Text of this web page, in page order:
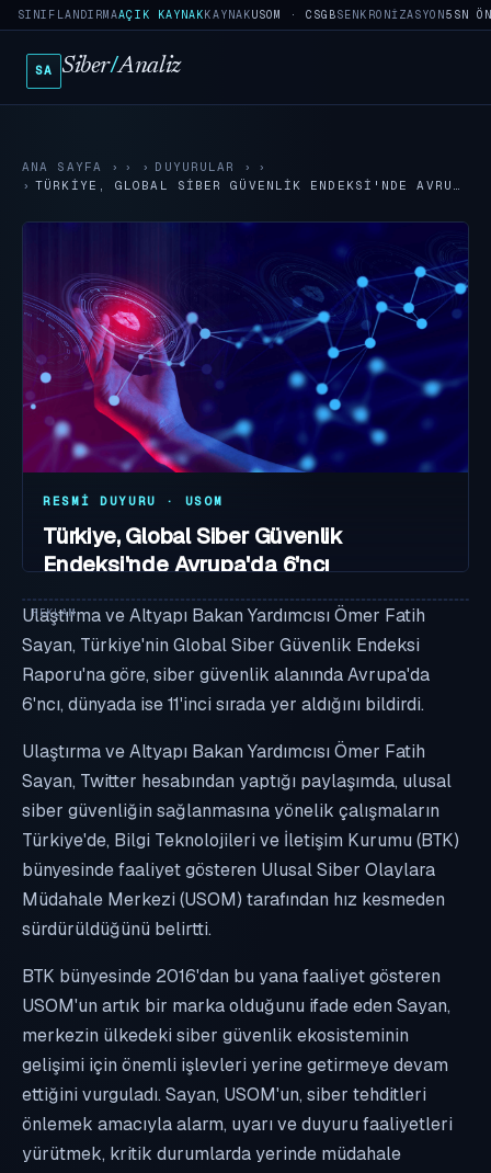
SINIFLANDIRMAAÇIK KAYNAKKAYNAKUSOM · CSGBSENKRONIZASYON5SN
SA Siber/Analiz
ANA SAYFA › DUYURULAR
›
TÜRKIYE, GLOBAL SIBER GÜVENLIK ENDEKSI'NDE AVRU…
RESMI DUYURU · USOM
Türkiye, Global Siber Güvenlik
Endeksi'nde Avrupa'da 6'ncı
02.08.2021·Dil: TR·USOM #22
Ulaştırma ve Altyapı Bakan Yardımcısı Ömer Fatih
Sayan, Türkiye'nin Global Siber Güvenlik Endeksi
Raporu'na göre, siber güvenlik alanında Avrupa'da
6'ncı, dünyada ise 11'inci sırada yer aldığını bildirdi.
Ulaştırma ve Altyapı Bakan Yardımcısı Ömer Fatih
Sayan, Twitter hesabından yaptığı paylaşımda, ulusal
siber güvenliğin sağlanmasına yönelik çalışmaların
Türkiye'de, Bilgi Teknolojileri ve İletişim Kurumu (BTK)
bünyesinde faaliyet gösteren Ulusal Siber Olaylara
Müdahale Merkezi (USOM) tarafından hız kesmeden
sürdürüldüğünü belirtti.
BTK bünyesinde 2016'dan bu yana faaliyet gösteren
USOM'un artık bir marka olduğunu ifade eden Sayan,
merkezin ülkedeki siber güvenlik ekosisteminin
gelişimi için önemli işlevleri yerine getirmeye devam
ettiğini vurguladı. Sayan, USOM'un, siber tehditleri
önlemek amacıyla alarm, uyarı ve duyuru faaliyetleri
yürütmek, kritik durumlarda yerinde müdahale